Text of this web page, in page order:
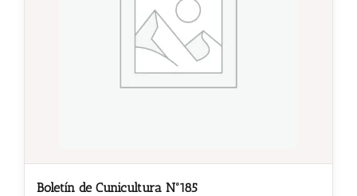
Boletín de Cunicultura Nº185